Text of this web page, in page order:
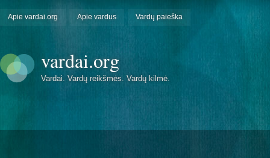
Apie vardai.org Apie vardus Vardų paieška
vardai.org
Vardai. Vardų reikšmės. Vardų kilmė.